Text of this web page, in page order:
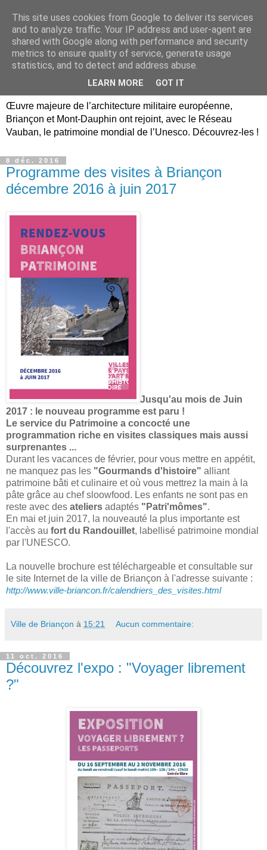
Briançon, Mont-Dauphin,
Vauban Unesco Hautes-
Œuvre majeure de l’architecture militaire européenne,
Briançon et Mont-Dauphin ont rejoint, avec le Réseau
Vauban, le patrimoine mondial de l’Unesco. Découvrez-les !
8 déc. 2016
Programme des visites à Briançon
décembre 2016 à juin 2017
Jusqu'au mois de Juin
2017 : le nouveau programme est paru !
Le service du Patrimoine a concocté une
programmation riche en visites classiques mais aussi
surprenantes ...
Durant les vacances de février, pour vous mettre en appétit,
ne manquez pas les "Gourmands d'histoire" alliant
patrimoine bâti et culinaire et où vous mettrez la main à la
pâte grâce au chef sloowfood. Les enfants ne sont pas en
reste avec des ateliers adaptés "Patri'mômes".
En mai et juin 2017, la nouveauté la plus importante est
l'accès au fort du Randouillet, labellisé patrimoine mondial
par l'UNESCO.
La nouvelle brochure est téléchargeable et consultable sur
le site Internet de la ville de Briançon à l'adresse suivante :
http://www.ville-briancon.fr/calendriers_des_visites.html
Ville de Briançon à 15:21 Aucun commentaire:
11 oct. 2016
Découvrez l'expo : "Voyager librement
?"
This site uses cookies from Google to deliver its services
and to analyze traffic. Your IP address and user-agent are
shared with Google along with performance and security
metrics to ensure quality of service, generate usage
statistics, and to detect and address abuse.
LEARN MORE GOT IT